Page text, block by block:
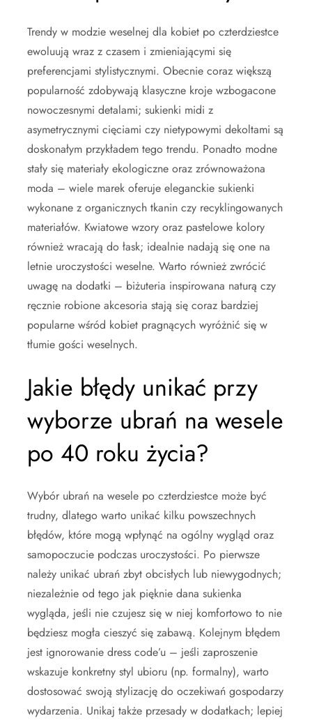
Trendy w modzie weselnej dla kobiet po czterdziestce
ewoluują wraz z czasem i zmieniającymi się
preferencjami stylistycznymi. Obecnie coraz większą
popularność zdobywają klasyczne kroje wzbogacone
nowoczesnymi detalami; sukienki midi z
asymetrycznymi cięciami czy nietypowymi dekoltami są
doskonałym przykładem tego trendu. Ponadto modne
stały się materiały ekologiczne oraz zrównoważona
moda – wiele marek oferuje eleganckie sukienki
wykonane z organicznych tkanin czy recyklingowanych
materiałów. Kwiatowe wzory oraz pastelowe kolory
również wracają do łask; idealnie nadają się one na
letnie uroczystości weselne. Warto również zwrócić
uwagę na dodatki – biżuteria inspirowana naturą czy
ręcznie robione akcesoria stają się coraz bardziej
popularne wśród kobiet pragnących wyróżnić się w
tłumie gości weselnych.
Jakie błędy unikać przy
wyborze ubrań na wesele
po 40 roku życia?
Wybór ubrań na wesele po czterdziestce może być
trudny, dlatego warto unikać kilku powszechnych
błędów, które mogą wpłynąć na ogólny wygląd oraz
samopoczucie podczas uroczystości. Po pierwsze
należy unikać ubrań zbyt obcisłych lub niewygodnych;
niezależnie od tego jak pięknie dana sukienka
wygląda, jeśli nie czujesz się w niej komfortowo to nie
będziesz mogła cieszyć się zabawą. Kolejnym błędem
jest ignorowanie dress code’u – jeśli zaproszenie
wskazuje konkretny styl ubioru (np. formalny), warto
dostosować swoją stylizację do oczekiwań gospodarzy
wydarzenia. Unikaj także przesady w dodatkach; lepiej